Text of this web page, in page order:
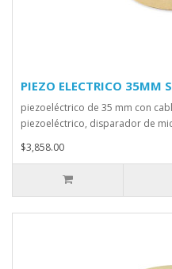
PIEZO ELECTRICO 35MM
piezoeléctrico de 35 mm con
piezoeléctrico, disparador de
$3,858.00